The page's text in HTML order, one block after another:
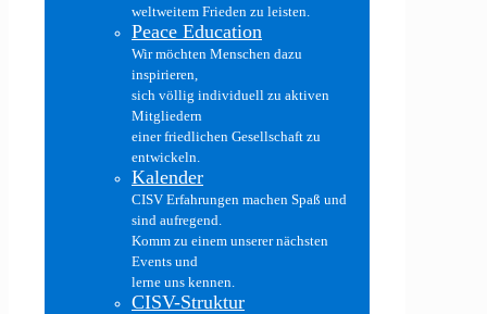
weltweitem Frieden zu leisten.
Peace Education
Wir möchten Menschen dazu
inspirieren,
sich völlig individuell zu aktiven
Mitgliedern
einer friedlichen Gesellschaft zu
entwickeln.
Kalender
CISV Erfahrungen machen Spaß und
sind aufregend.
Komm zu einem unserer nächsten
Events und
lerne uns kennen.
CISV-Struktur